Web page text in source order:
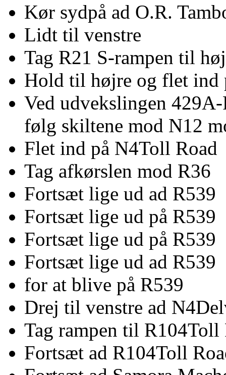
Kør sydpå ad O.R.
Lidt til venstre
Tag R21 S-rampen til
Hold til højre og flet ind
Ved udvekslingen
følg skiltene mod N12
Flet ind på N4Toll Road
Tag afkørslen mod R36
Fortsæt lige ud ad R539
Fortsæt lige ud på R539
Fortsæt lige ud på R539
Fortsæt lige ud ad R539
for at blive på R539
Drej til venstre ad
Tag rampen til R104Toll
Fortsæt ad R104Toll